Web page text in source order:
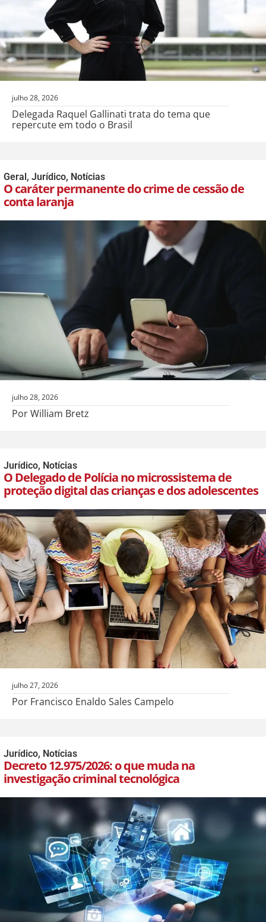
julho 28, 2026
Delegada Raquel Gallinati trata do tema que
repercute em todo o Brasil
Geral, Jurídico, Notícias
O caráter permanente do crime de cessão de
conta laranja
julho 28, 2026
Por William Bretz
Jurídico, Notícias
O Delegado de Polícia no microssistema de
proteção digital das crianças e dos adolescentes
julho 27, 2026
Por Francisco Enaldo Sales Campelo
Jurídico, Notícias
Decreto 12.975/2026: o que muda na
investigação criminal tecnológica